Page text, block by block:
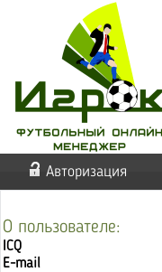
Авторизация
О пользователе:
ICQ
E-mail